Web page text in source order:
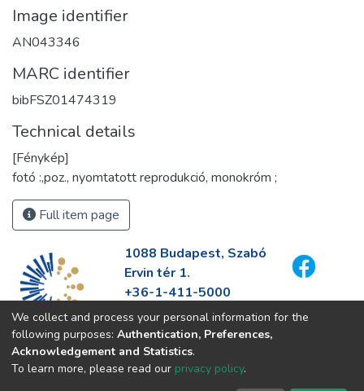
Image identifier
AN043346
MARC identifier
bibFSZ01474319
Technical details
[Fénykép]
fotó :,poz., nyomtatott reprodukció, monokróm ;
Full item page
1088 Budapest, Szabó
Ervin tér 1.
+36-1-411-5000
info@fszek.hu
https://fszek.hu
We collect and process your personal information for the
following purposes: Authentication, Preferences,
Acknowledgement and Statistics.
To learn more, please read our privacy policy.